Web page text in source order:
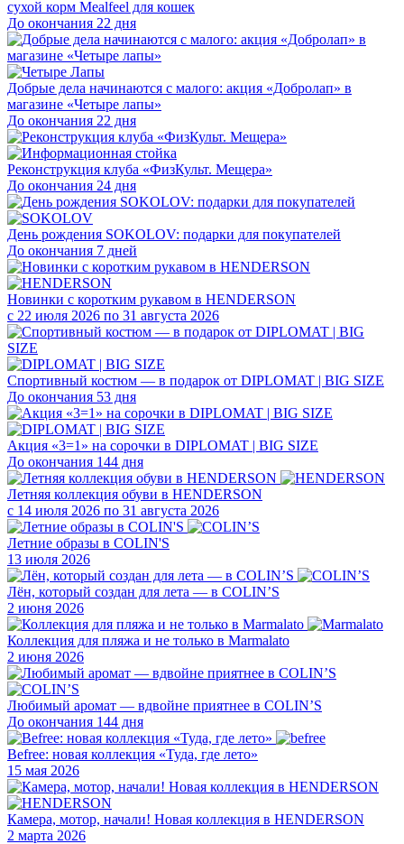
сухой корм Mealfeel для кошек
До окончания 22 дня
Добрые дела начинаются с малого: акция «Добролап» в
магазине «Четыре лапы»
До окончания 22 дня
Реконструкция клуба «ФизКульт. Мещера»
До окончания 24 дня
День рождения SOKOLOV: подарки для покупателей
До окончания 7 дней
Новинки с коротким рукавом в HENDERSON
с 22 июля 2026 по 31 августа 2026
Спортивный костюм — в подарок от DIPLOMAT | BIG SIZE
До окончания 53 дня
Акция «3=1» на сорочки в DIPLOMAT | BIG SIZE
До окончания 144 дня
Летняя коллекция обуви в HENDERSON
с 14 июля 2026 по 31 августа 2026
Летние образы в COLIN'S
13 июля 2026
Лён, который создан для лета — в COLIN’S
2 июня 2026
Коллекция для пляжа и не только в Marmalato
2 июня 2026
Любимый аромат — вдвойне приятнее в COLIN’S
До окончания 144 дня
Befree: новая коллекция «Туда, где лето»
15 мая 2026
Камера, мотор, начали! Новая коллекция в HENDERSON
2 марта 2026